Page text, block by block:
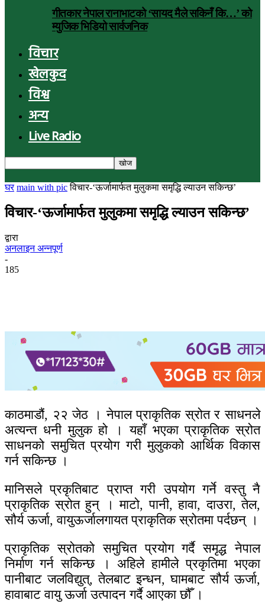
गीतकार नेपाल रानाभाटको ‘सायद मैले सकिनँ कि…’ को
म्युजिक भिडियो सार्वजनिक
विचार
खेलकुद
विश्व
अन्य
Live Radio
घर main with pic विचार-‘ऊर्जामार्फत मुलुकमा समृद्धि ल्याउन सकिन्छ’
विचार-‘ऊर्जामार्फत मुलुकमा समृद्धि ल्याउन सकिन्छ’
द्वारा
अनलाइन अन्नपूर्ण
-
185
काठमाडौं, २२ जेठ । नेपाल प्राकृतिक स्रोत र साधनले
अत्यन्त धनी मुलुक हो । यहाँ भएका प्राकृतिक स्रोत
साधनको समुचित प्रयोग गरी मुलुकको आर्थिक विकास
गर्न सकिन्छ ।
मानिसले प्रकृतिबाट प्राप्त गरी उपयोग गर्ने वस्तु नै
प्राकृतिक स्रोत हुन् । माटो, पानी, हावा, दाउरा, तेल,
सौर्य ऊर्जा, वायुऊर्जालगायत प्राकृतिक स्रोतमा पर्दछन् ।
प्राकृतिक स्रोतको समुचित प्रयोग गर्दै समृद्ध नेपाल
निर्माण गर्न सकिन्छ । अहिले हामीले प्रकृतिमा भएका
पानीबाट जलविद्युत्, तेलबाट इन्धन, घामबाट सौर्य ऊर्जा,
हावाबाट वायु ऊर्जा उत्पादन गर्दै आएका छौँ ।